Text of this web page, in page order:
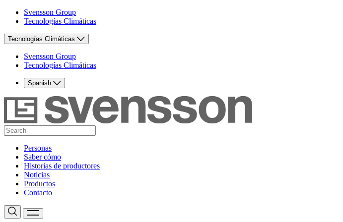
Svensson Group
Tecnologías Climáticas
Tecnologías Climáticas
Svensson Group
Tecnologías Climáticas
Spanish
Personas
Saber cómo
Historias de productores
Noticias
Productos
Contacto